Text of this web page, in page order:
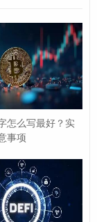
也是解决问题的
“帮助中心”入
的官方网
持”页面。
问题解答（FA
，您可以根据
自己问题的解
怎么写最好？实
事项